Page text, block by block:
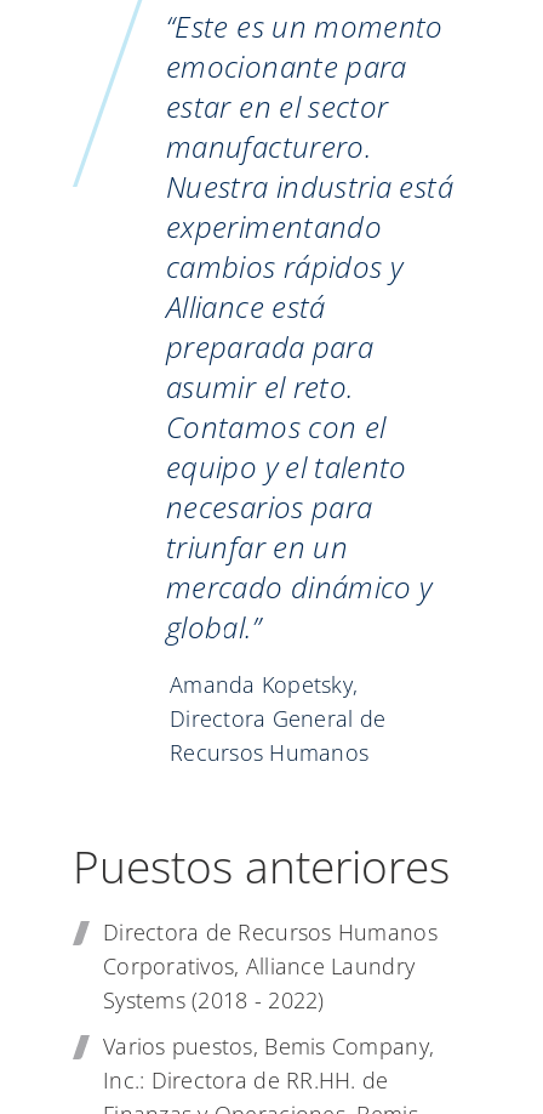
“Este es un momento
emocionante para
estar en el sector
manufacturero.
Nuestra industria está
experimentando
cambios rápidos y
Alliance está
preparada para
asumir el reto.
Contamos con el
equipo y el talento
necesarios para
triunfar en un
mercado dinámico y
global.”
Amanda Kopetsky,
Directora General de
Recursos Humanos
Puestos anteriores
Directora de Recursos Humanos
Corporativos, Alliance Laundry
Systems (2018 - 2022)
Varios puestos, Bemis Company,
Inc.: Directora de RR.HH. de